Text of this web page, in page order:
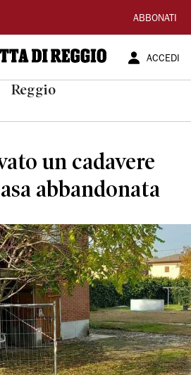
ABBONATI
ACCEDI
Reggio
un cadavere
abbandonata